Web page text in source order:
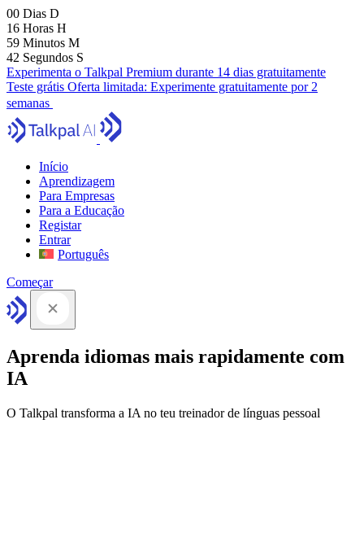
00 Dias D
16 Horas H
59 Minutos M
41 Segundos S
Experimenta o Talkpal Premium durante 14 dias gratuitamente
Teste grátis Oferta limitada: Experimente gratuitamente por 2
semanas
Início
Aprendizagem
Para Empresas
Para a Educação
Registar
Entrar
Português
Começar
Aprenda idiomas mais rapidamente com
IA
O Talkpal transforma a IA no teu treinador de línguas pessoal